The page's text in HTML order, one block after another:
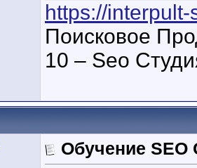
https://
Поисковое
10 – Seo
Обучение